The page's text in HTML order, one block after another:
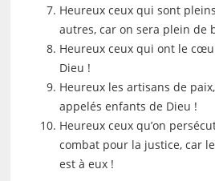
Heureux ceux qui sont
autres, car on sera plein de
Heureux ceux qui ont le
Dieu !
Heureux les artisans de
appelés enfants de Dieu !
Heureux ceux qu’on
combat pour la justice, car
est à eux !